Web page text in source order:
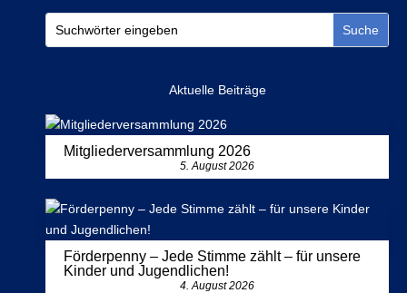
Aktuelle Beiträge
Mitgliederversammlung 2026
5. August 2026
Förderpenny – Jede Stimme zählt – für unsere
Kinder und Jugendlichen!
4. August 2026